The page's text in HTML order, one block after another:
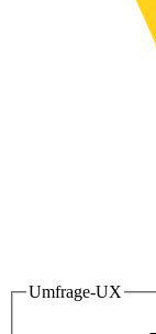
Umfrage-UX